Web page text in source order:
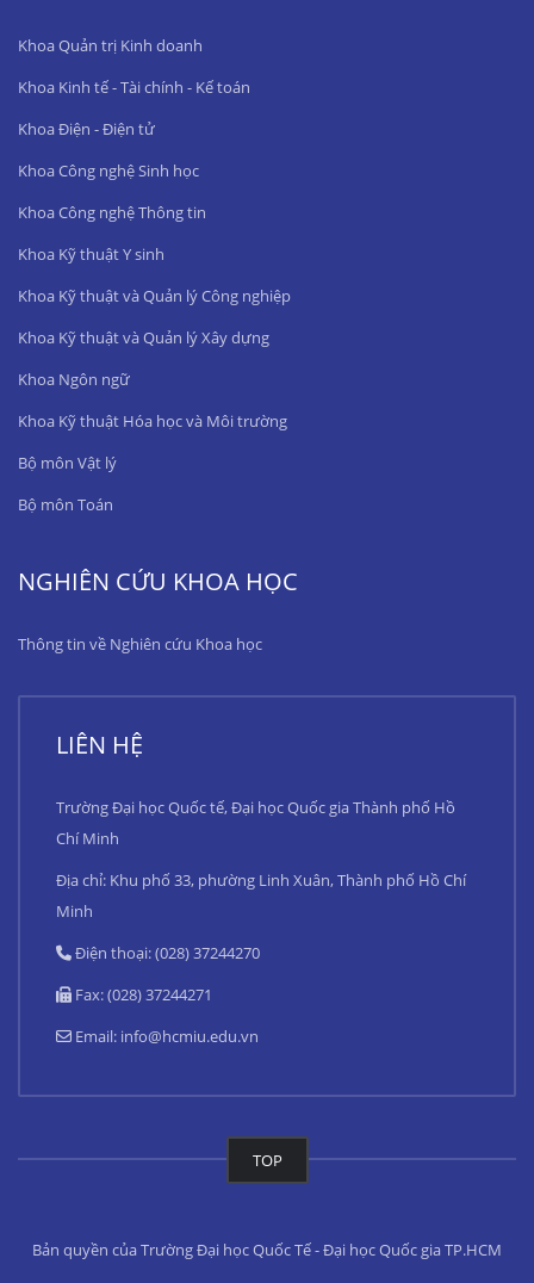
Khoa Quản trị Kinh doanh
Khoa Kinh tế - Tài chính - Kế toán
Khoa Điện - Điện tử
Khoa Công nghệ Sinh học
Khoa Công nghệ Thông tin
Khoa Kỹ thuật Y sinh
Khoa Kỹ thuật và Quản lý Công nghiệp
Khoa Kỹ thuật và Quản lý Xây dựng
Khoa Ngôn ngữ
Khoa Kỹ thuật Hóa học và Môi trường
Bộ môn Vật lý
Bộ môn Toán
NGHIÊN CỨU KHOA HỌC
Thông tin về Nghiên cứu Khoa học
LIÊN HỆ
Trường Đại học Quốc tế, Đại học Quốc gia Thành phố Hồ
Chí Minh
Địa chỉ: Khu phố 33, phường Linh Xuân, Thành phố Hồ Chí
Minh
Điện thoại: (028) 37244270
Fax: (028) 37244271
Email: info@hcmiu.edu.vn
TOP
Bản quyền của Trường Đại học Quốc Tế - Đại học Quốc gia TP.HCM